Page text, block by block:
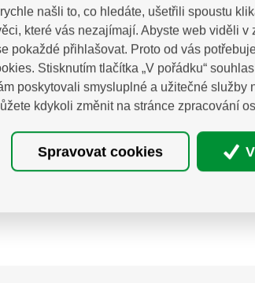
uchycení houpačky
B M12x130 mm
pro ploché i kulaté
s karabinou.Uchyty jsou
vhodnými karabinou, díky
montáž houpačky snadná a
žádné další
jsou opatřeny kluznými
a zvyšují komfort při
používání.
19 ks
68,27Kč
bez DPH
Do košíku
Fortum,
na
Na dotaz
našli to, co hledáte, ušetřili spoustu
které vás nezajímají. Abyste web viděli v
pokaždé přihlašovat. Proto od vás
Stisknutím tlačítka „V pořádku“
poskytovali smysluplné a užitečné služby
kdykoli změnit na stránce zpracování
Spravovat cookies